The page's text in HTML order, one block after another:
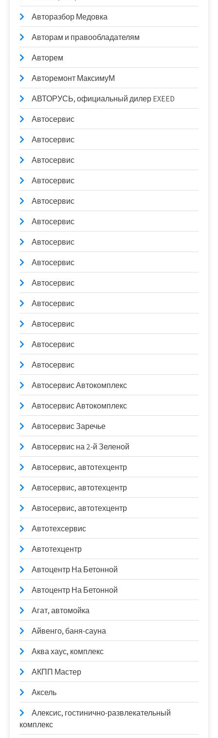
Авторазбор Медовка
Авторам и правообладателям
Авторем
Авторемонт МаксимуМ
АВТОРУСЬ, официальный дилер EXEED
Автосервис
Автосервис
Автосервис
Автосервис
Автосервис
Автосервис
Автосервис
Автосервис
Автосервис
Автосервис
Автосервис
Автосервис
Автосервис
Автосервис Автокомплекс
Автосервис Автокомплекс
Автосервис Заречье
Автосервис на 2-й Зеленой
Автосервис, автотехцентр
Автосервис, автотехцентр
Автосервис, автотехцентр
Автотехсервис
Автотехцентр
Автоцентр На Бетонной
Автоцентр На Бетонной
Агат, автомойка
Айвенго, баня-сауна
Аква хаус, комплекс
АКПП Мастер
Аксель
Алексис, гостинично-развлекательный
комплекс